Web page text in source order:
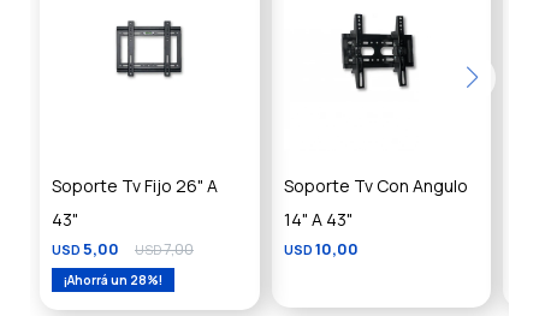
Soporte Tv Fijo 26" A
43"
USD 5,00 USD7,00
28
Soporte Tv Con Angulo
14" A 43"
USD 10,00